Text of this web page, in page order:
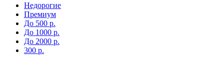
Недорогие
Премиум
До 500 р.
До 1000 р.
До 2000 р.
300 р.